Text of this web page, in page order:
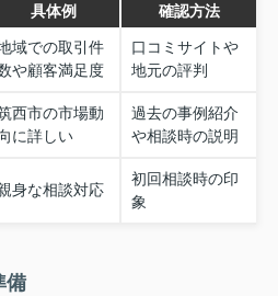
具体例 確認方法
域での取引件
や顧客満足度
口コミサイトや
地元の評判
西市の市場動
に詳しい
過去の事例紹介
や相談時の説明
身な相談対応
初回相談時の印
象
備